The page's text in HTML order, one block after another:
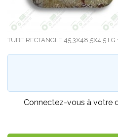
TUBE RECTANGLE 45,3X48,5X4,5
Connectez-vous à votre